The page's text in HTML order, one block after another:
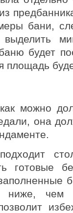
бани,
выделить
будет
площадь
можно
она
готовые
чем